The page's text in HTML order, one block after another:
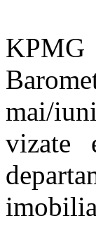
KPMG
mai/
vizate